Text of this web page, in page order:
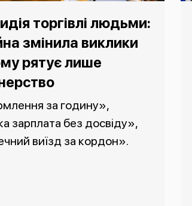
торгівлі людьми:
змінила виклики
рятує лише
за годину»,
зарплата без досвіду»,
виїзд за кордон».